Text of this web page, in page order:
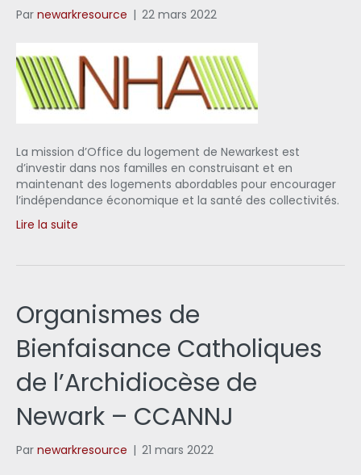
Par newarkresource | 22 mars 2022
La mission d’Office du logement de Newarkest est
d’investir dans nos familles en construisant et en
maintenant des logements abordables pour encourager
l’indépendance économique et la santé des collectivités.
Lire la suite
Organismes de
Bienfaisance Catholiques
de l’Archidiocèse de
Newark – CCANNJ
Par newarkresource | 21 mars 2022